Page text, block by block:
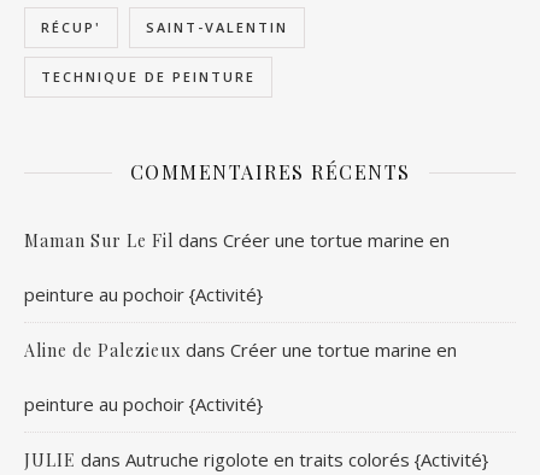
RÉCUP' SAINT-VALENTIN
TECHNIQUE DE PEINTURE
COMMENTAIRES RÉCENTS
Maman Sur Le Fil dans Créer une tortue marine en
peinture au pochoir {Activité}
Aline de Palezieux dans Créer une tortue marine en
peinture au pochoir {Activité}
JULIE dans Autruche rigolote en traits colorés {Activité}